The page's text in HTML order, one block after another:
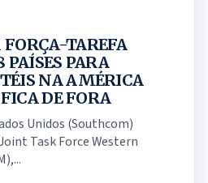
TAREFA
PARA
NA AMÉRICA
DE FORA
Unidos (Southcom)
Task Force Western